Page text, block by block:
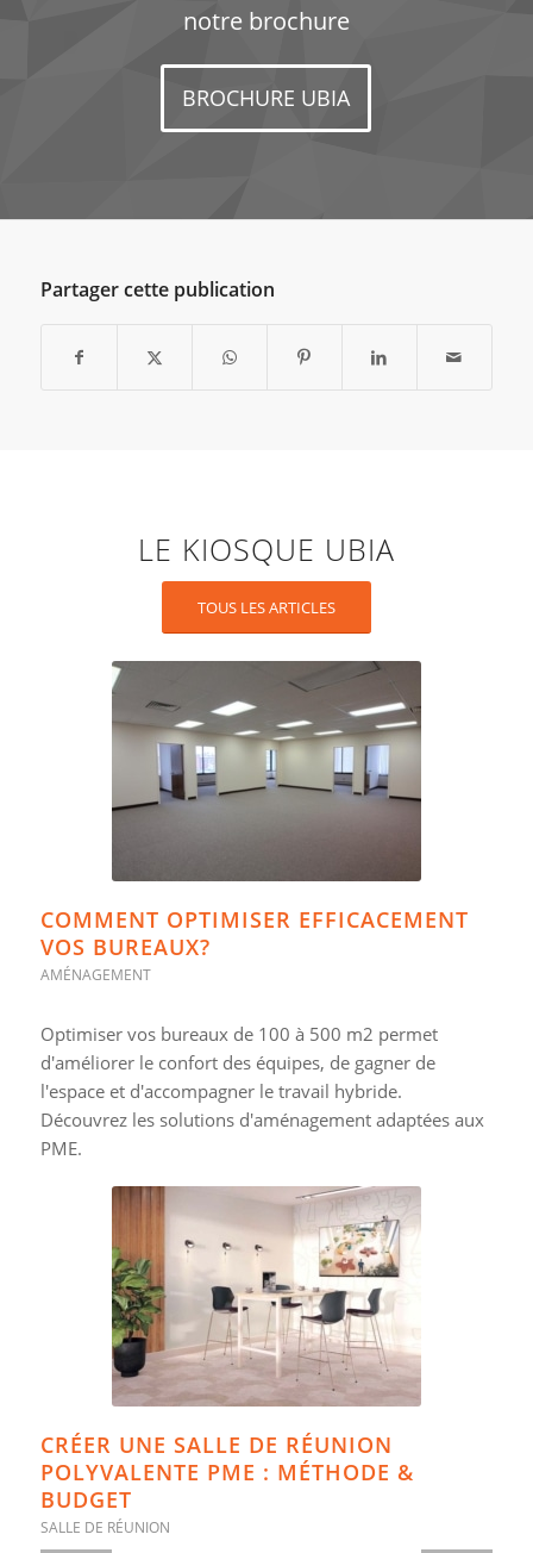
notre brochure
BROCHURE UBIA
Partager cette publication
LE KIOSQUE UBIA
TOUS LES ARTICLES
COMMENT OPTIMISER EFFICACEMENT
VOS BUREAUX?
AMÉNAGEMENT
Optimiser vos bureaux de 100 à 500 m2 permet
d'améliorer le confort des équipes, de gagner de
l'espace et d'accompagner le travail hybride.
Découvrez les solutions d'aménagement adaptées aux
PME.
CRÉER UNE SALLE DE RÉUNION
POLYVALENTE PME : MÉTHODE &
BUDGET
SALLE DE RÉUNION